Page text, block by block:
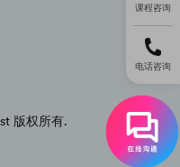
版权所有.
课程咨询
电话咨询